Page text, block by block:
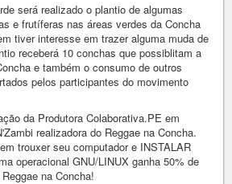
será realizado o plantio de algumas
e frutíferas nas áreas verdes da Concha
tiver interesse em trazer alguma muda de
receberá 10 conchas que possiblitam a
e também o consumo de outros
pelos participantes do movimento
da Produtora Colaborativa.PE em
realizadora do Reggae na Concha.
trouxer seu computador e INSTALAR
operacional GNU/LINUX ganha 50% de
na Concha!